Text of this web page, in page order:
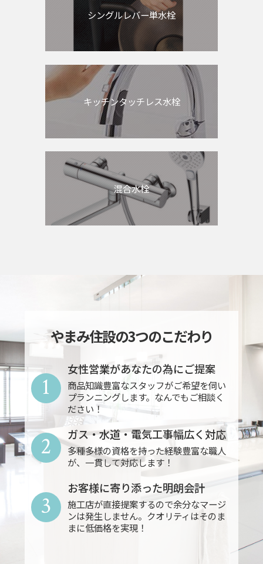
シングルレバー単水栓
キッチンタッチレス水栓
混合水栓
やまみ住設の3つのこだわり
女性営業があなたの為にご提案
商品知識豊富なスタッフがご希望を伺い
プランニングします。なんでもご相談く
ださい！
1
ガス・水道・電気工事幅広く対応
多種多様の資格を持った経験豊富な職人
が、一貫して対応します！
2
お客様に寄り添った明朗会計
施工店が直接提案するので余分なマージ
ンは発生しません。クオリティはそのま
まに低価格を実現！
3